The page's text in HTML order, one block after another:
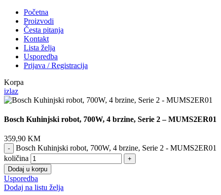
Početna
Proizvodi
Česta pitanja
Kontakt
Lista želja
Usporedba
Prijava / Registracija
Korpa
izlaz
Bosch Kuhinjski robot, 700W, 4 brzine, Serie 2 – MUMS2ER01
359,90 KM
Bosch Kuhinjski robot, 700W, 4 brzine, Serie 2 - MUMS2ER01
količina
Dodaj u korpu
Usporedba
Dodaj na listu želja